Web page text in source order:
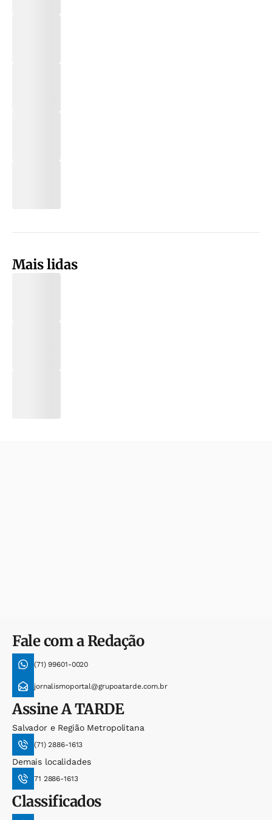
Mais lidas
Fale com a Redação
(71) 99601-0020
jornalismoportal@grupoatarde.com.br
AssineA TARDE
Salvador e Região Metropolitana
(71) 2886-1613
Demais localidades
71 2886-1613
Classificados